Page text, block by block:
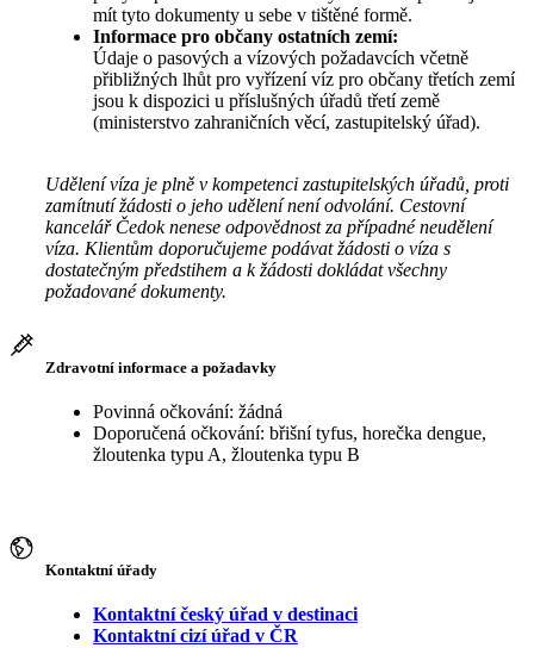
mít tyto dokumenty u sebe v tištěné formě.
Informace pro občany ostatních zemí:
Údaje o pasových a vízových požadavcích včetně
přibližných lhůt pro vyřízení víz pro občany třetích zemí
jsou k dispozici u příslušných úřadů třetí země
(ministerstvo zahraničních věcí, zastupitelský úřad).
Udělení víza je plně v kompetenci zastupitelských úřadů, proti
zamítnutí žádosti o jeho udělení není odvolání. Cestovní
kancelář Čedok nenese odpovědnost za případné neudělení
víza. Klientům doporučujeme podávat žádosti o víza s
dostatečným předstihem a k žádosti dokládat všechny
požadované dokumenty.
Zdravotní informace a požadavky
Povinná očkování: žádná
Doporučená očkování: břišní tyfus, horečka dengue,
žloutenka typu A, žloutenka typu B
Kontaktní úřady
Kontaktní český úřad v destinaci
Kontaktní cizí úřad v ČR